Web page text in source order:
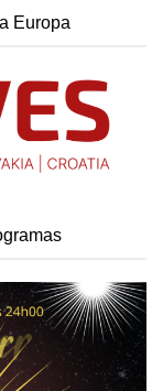
Europa